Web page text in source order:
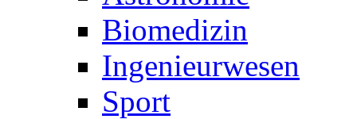
Biomedizin
Ingenieurwesen
Sport